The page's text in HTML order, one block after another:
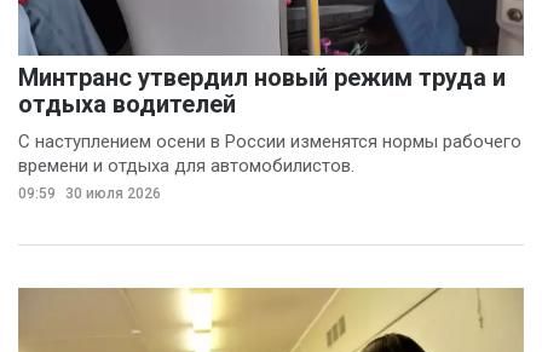
Анна Лопаткина
Артём Шишков(4)
Владимир Ревенку
Вячеслав Чеглов(4)
Сергей Драндров
Минтранс утвердил новый режим труда и
отдыха водителей
С наступлением осени в России изменятся нормы рабочего
времени и отдыха для автомобилистов.
09:59 30 июля 2026